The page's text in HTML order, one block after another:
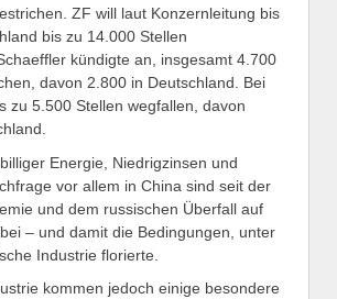
ZF will laut Konzernleitung bis
bis zu 14.000 Stellen
kündigte an, insgesamt 4.700
davon 2.800 in Deutschland. Bei
zu 5.500 Stellen wegfallen, davon
Energie, Niedrigzinsen und
vor allem in China sind seit der
und dem russischen Überfall auf
– und damit die Bedingungen, unter
Industrie florierte.
kommen jedoch einige besondere